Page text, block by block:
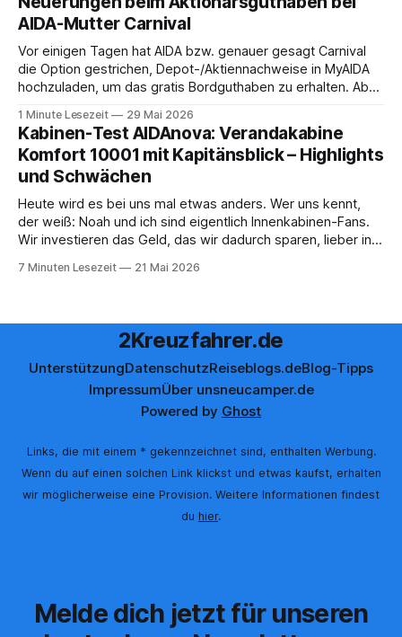
– und wir durften für ein
AIDA-Mutter Carnival
Vor einigen Tagen hat AIDA bzw. genauer gesagt Carnival
die Option gestrichen, Depot-/Aktiennachweise in MyAIDA
hochzuladen, um das gratis Bordguthaben zu erhalten. Ab
werden, um das Bordguthaben zu erhalten. Bereits vor
einiger Zeit wurde zudem die Möglichkeit gestrichen, das
Bordguthaben per
1 Minute Lesezeit 29 Mai 2026
Kabinen-Test AIDAnova: Verandakabine
Komfort 10001 mit Kapitänsblick – Highlights
und Schwächen
Heute wird es bei uns mal etwas anders. Wer uns kennt,
der weiß: Noah und ich sind eigentlich Innenkabinen-Fans.
Wir investieren das Geld, das wir dadurch sparen, lieber in
Cocktail an der Bar. Auch auf einer unserer letzten Reisen
7 Minuten Lesezeit 21 Mai 2026
2Kreuzfahrer.de
UnterstützungDatenschutzReiseblogs.deBlog-Tipps
ImpressumÜber unsneucamper.de
Powered by Ghost
Links, die mit einem * gekennzeichnet sind, enthalten Werbung.
Wenn du auf einen solchen Link klickst und etwas kaufst, erhalten
wir möglicherweise eine Provision. Weitere Informationen findest
du hier.
Melde dich jetzt für unseren